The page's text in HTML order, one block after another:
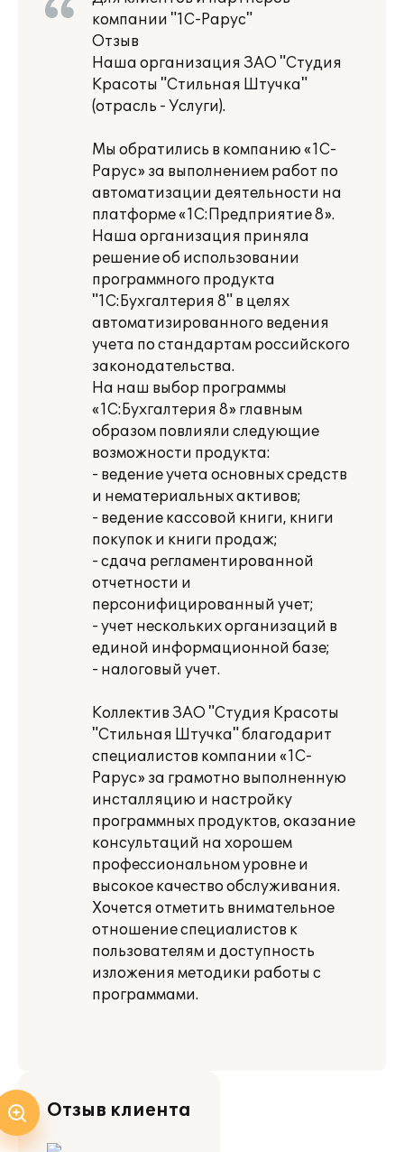
компании "1С-Рарус"
Отзыв
Наша организация ЗАО "Студия
Красоты "Стильная Штучка"
(отрасль - Услуги).
Мы обратились в компанию «1С-
Рарус» за выполнением работ по
автоматизации деятельности на
платформе «1С:Предприятие 8».
Наша организация приняла
решение об использовании
программного продукта
"1С:Бухгалтерия 8" в целях
автоматизированного ведения
учета по стандартам российского
законодательства.
На наш выбор программы
«1С:Бухгалтерия 8» главным
образом повлияли следующие
возможности продукта:
- ведение учета основных средств
и нематериальных активов;
- ведение кассовой книги, книги
покупок и книги продаж;
- сдача регламентированной
отчетности и
персонифицированный учет;
- учет нескольких организаций в
единой информационной базе;
- налоговый учет.
Коллектив ЗАО "Студия Красоты
"Стильная Штучка" благодарит
специалистов компании «1С-
Рарус» за грамотно выполненную
инсталляцию и настройку
программных продуктов, оказание
консультаций на хорошем
профессиональном уровне и
высокое качество обслуживания.
Хочется отметить внимательное
отношение специалистов к
пользователям и доступность
изложения методики работы с
программами.
Отзыв клиента